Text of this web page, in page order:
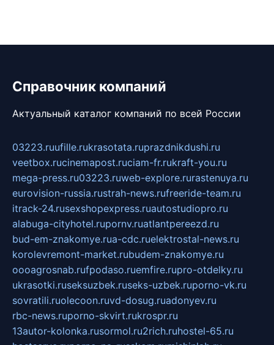
Справочник компаний
Актуальный каталог компаний по всей России
03223.ruufille.rukrasotata.ruprazdnikdushi.ru
veetbox.rucinemapost.ruciam-fr.rukraft-you.ru
mega-press.ru03223.ruweb-explore.rurastenuya.ru
eurovision-russia.rustrah-news.rufreeride-team.ru
itrack-24.rusexshopexpress.ruautostudiopro.ru
alabuga-cityhotel.rupornv.ruatlantpereezd.ru
bud-em-znakomye.rua-cdc.ruelektrostal-news.ru
korolevremont-market.rubudem-znakomye.ru
oooagrosnab.rufpodaso.ruemfire.rupro-otdelky.ru
ukrasotki.ruseksuzbek.ruseks-uzbek.ruporno-vk.ru
sovratili.ruolecoon.ruvd-dosug.ruadonyev.ru
rbc-news.ruporno-skvirt.rukrospr.ru
13autor-kolonka.rusormol.ru2rich.ruhostel-65.ru